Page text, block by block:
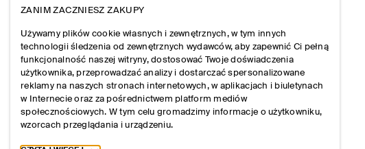
ZANIM ZACZNIESZ ZAKUPY
Używamy plików cookie własnych i zewnętrznych, w tym innych
technologii śledzenia od zewnętrznych wydawców, aby zapewnić Ci pełną
funkcjonalność naszej witryny, dostosować Twoje doświadczenia
użytkownika, przeprowadzać analizy i dostarczać spersonalizowane
reklamy na naszych stronach internetowych, w aplikacjach i biuletynach
w Internecie oraz za pośrednictwem platform mediów
społecznościowych. W tym celu gromadzimy informacje o użytkowniku,
wzorcach przeglądania i urządzeniu.